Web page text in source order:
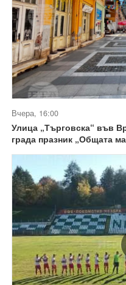
Вчера, 16:00
Улица „Търговска“ във
града празник „Общата